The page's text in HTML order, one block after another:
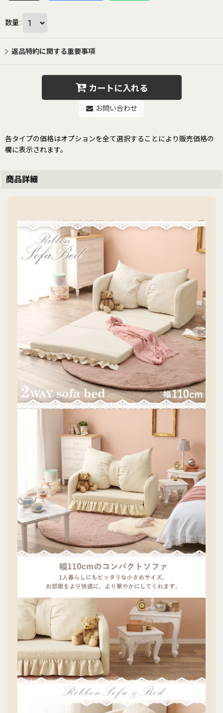
数量:
返品特約に関する重要事項
カートに入れる
お問い合わせ
各タイプの価格はオプションを全て選択することにより販売価格の
欄に表示されます。
商品詳細